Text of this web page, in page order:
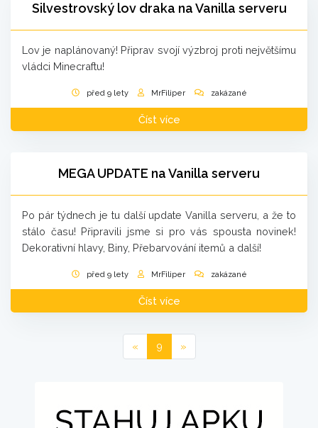
Silvestrovský lov draka na Vanilla serveru
Lov je naplánovaný! Připrav svojí výzbroj proti největšímu
vládci Minecraftu!
před 9 lety MrFiliper zakázané
Číst více
MEGA UPDATE na Vanilla serveru
Po pár týdnech je tu další update Vanilla serveru, a že to
stálo času! Připravili jsme si pro vás spousta novinek!
Dekorativní hlavy, Biny, Přebarvování itemů a další!
před 9 lety MrFiliper zakázané
Číst více
« 9 »